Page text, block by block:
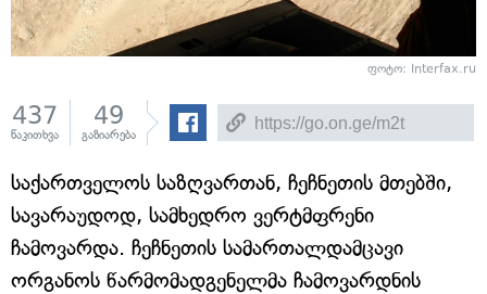
ფოტო: Interfax.ru
437
წაკითხვა
49
გაზიარება
საქართველოს საზღვართან, ჩეჩნეთის მთებში,
სავარაუდოდ, სამხედრო ვერტმფრენი
ჩამოვარდა. ჩეჩნეთის სამართალდამცავი
ორგანოს წარმომადგენელმა ჩამოვარდნის